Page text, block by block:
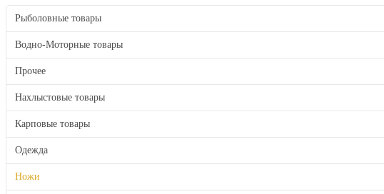
Рыболовные товары
Водно-Моторные товары
Прочее
Нахлыстовые товары
Карповые товары
Одежда
Ножи